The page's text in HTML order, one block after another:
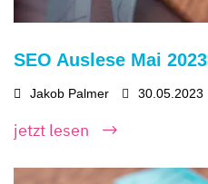
SEO Auslese Mai 2023
Jakob Palmer 30.05.2023
jetzt lesen